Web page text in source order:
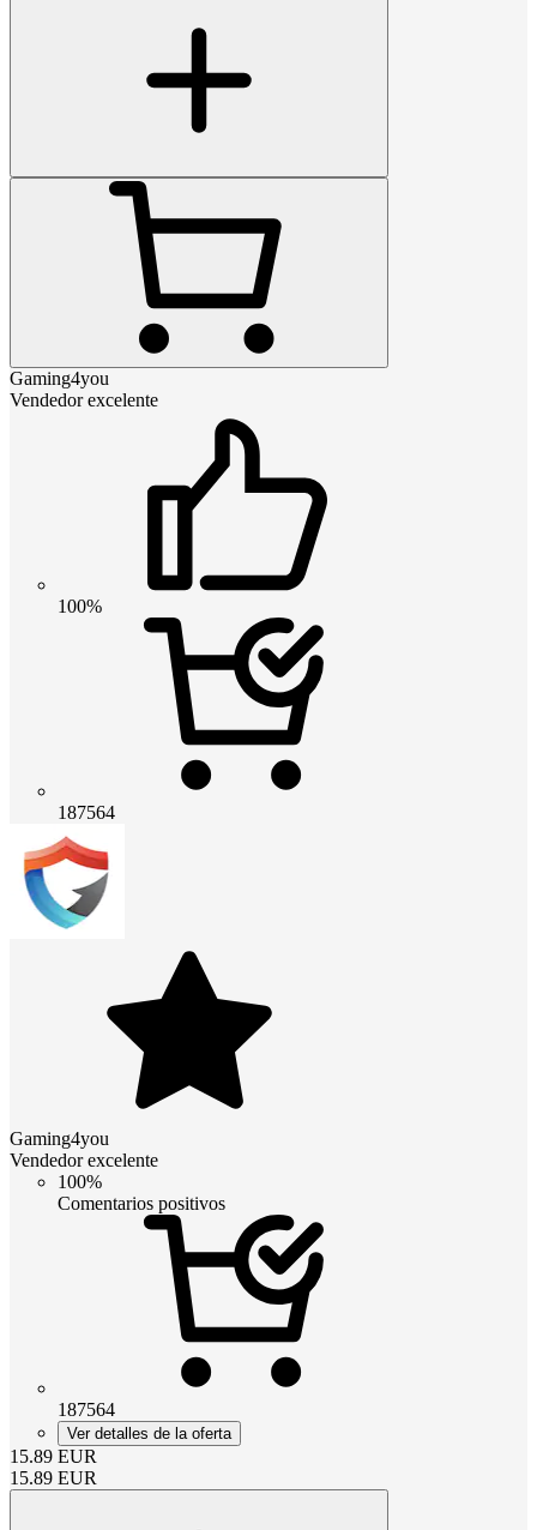
Gaming4you
Vendedor excelente
100%
187564
Gaming4you
Vendedor excelente
100%
Comentarios positivos
187564
Ver detalles de la oferta
15.89 EUR
15.89 EUR